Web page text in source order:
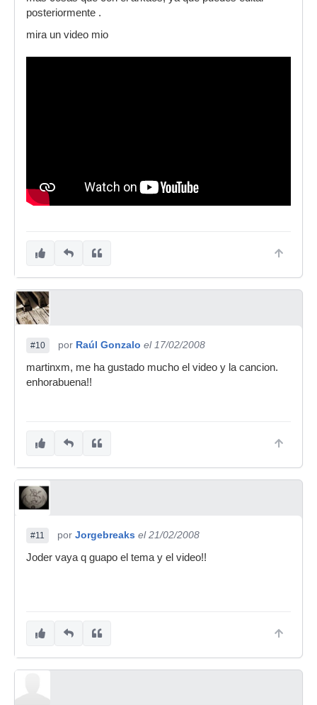
posteriormente .
mira un video mio
#10 por Raúl Gonzalo el 17/02/2008
martinxm, me ha gustado mucho el video y la cancion.
enhorabuena!!
#11 por Jorgebreaks el 21/02/2008
Joder vaya q guapo el tema y el video!!